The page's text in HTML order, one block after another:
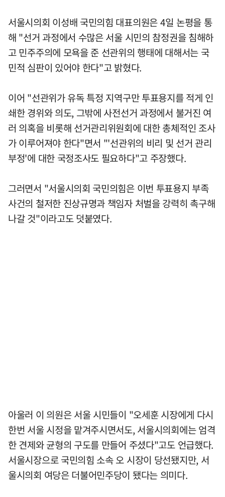
서울시의회 이성배 국민의힘 대표의원은 4일 논평을 통
해 "선거 과정에서 수많은 서울 시민의 참정권을 침해하
고 민주주의에 모욕을 준 선관위의 행태에 대해서는 국
민적 심판이 있어야 한다"고 밝혔다.
이어 "선관위가 유독 특정 지역구만 투표용지를 적게 인
쇄한 경위와 의도, 그밖에 사전선거 과정에서 불거진 여
러 의혹을 비롯해 선거관리위원회에 대한 총체적인 조사
가 이루어져야 한다"면서 "'선관위의 비리 및 선거 관리
부정'에 대한 국정조사도 필요하다"고 주장했다.
그러면서 "서울시의회 국민의힘은 이번 투표용지 부족
사건의 철저한 진상규명과 책임자 처벌을 강력히 촉구해
나갈 것"이라고도 덧붙였다.
아울러 이 의원은 서울 시민들이 "오세훈 시장에게 다시
한번 서울 시정을 맡겨주시면서도, 서울시의회에는 엄격
한 견제와 균형의 구도를 만들어 주셨다"고도 언급했다.
서울시장으로 국민의힘 소속 오 시장이 당선됐지만, 서
울시의회 여당은 더불어민주당이 됐다는 의미다.